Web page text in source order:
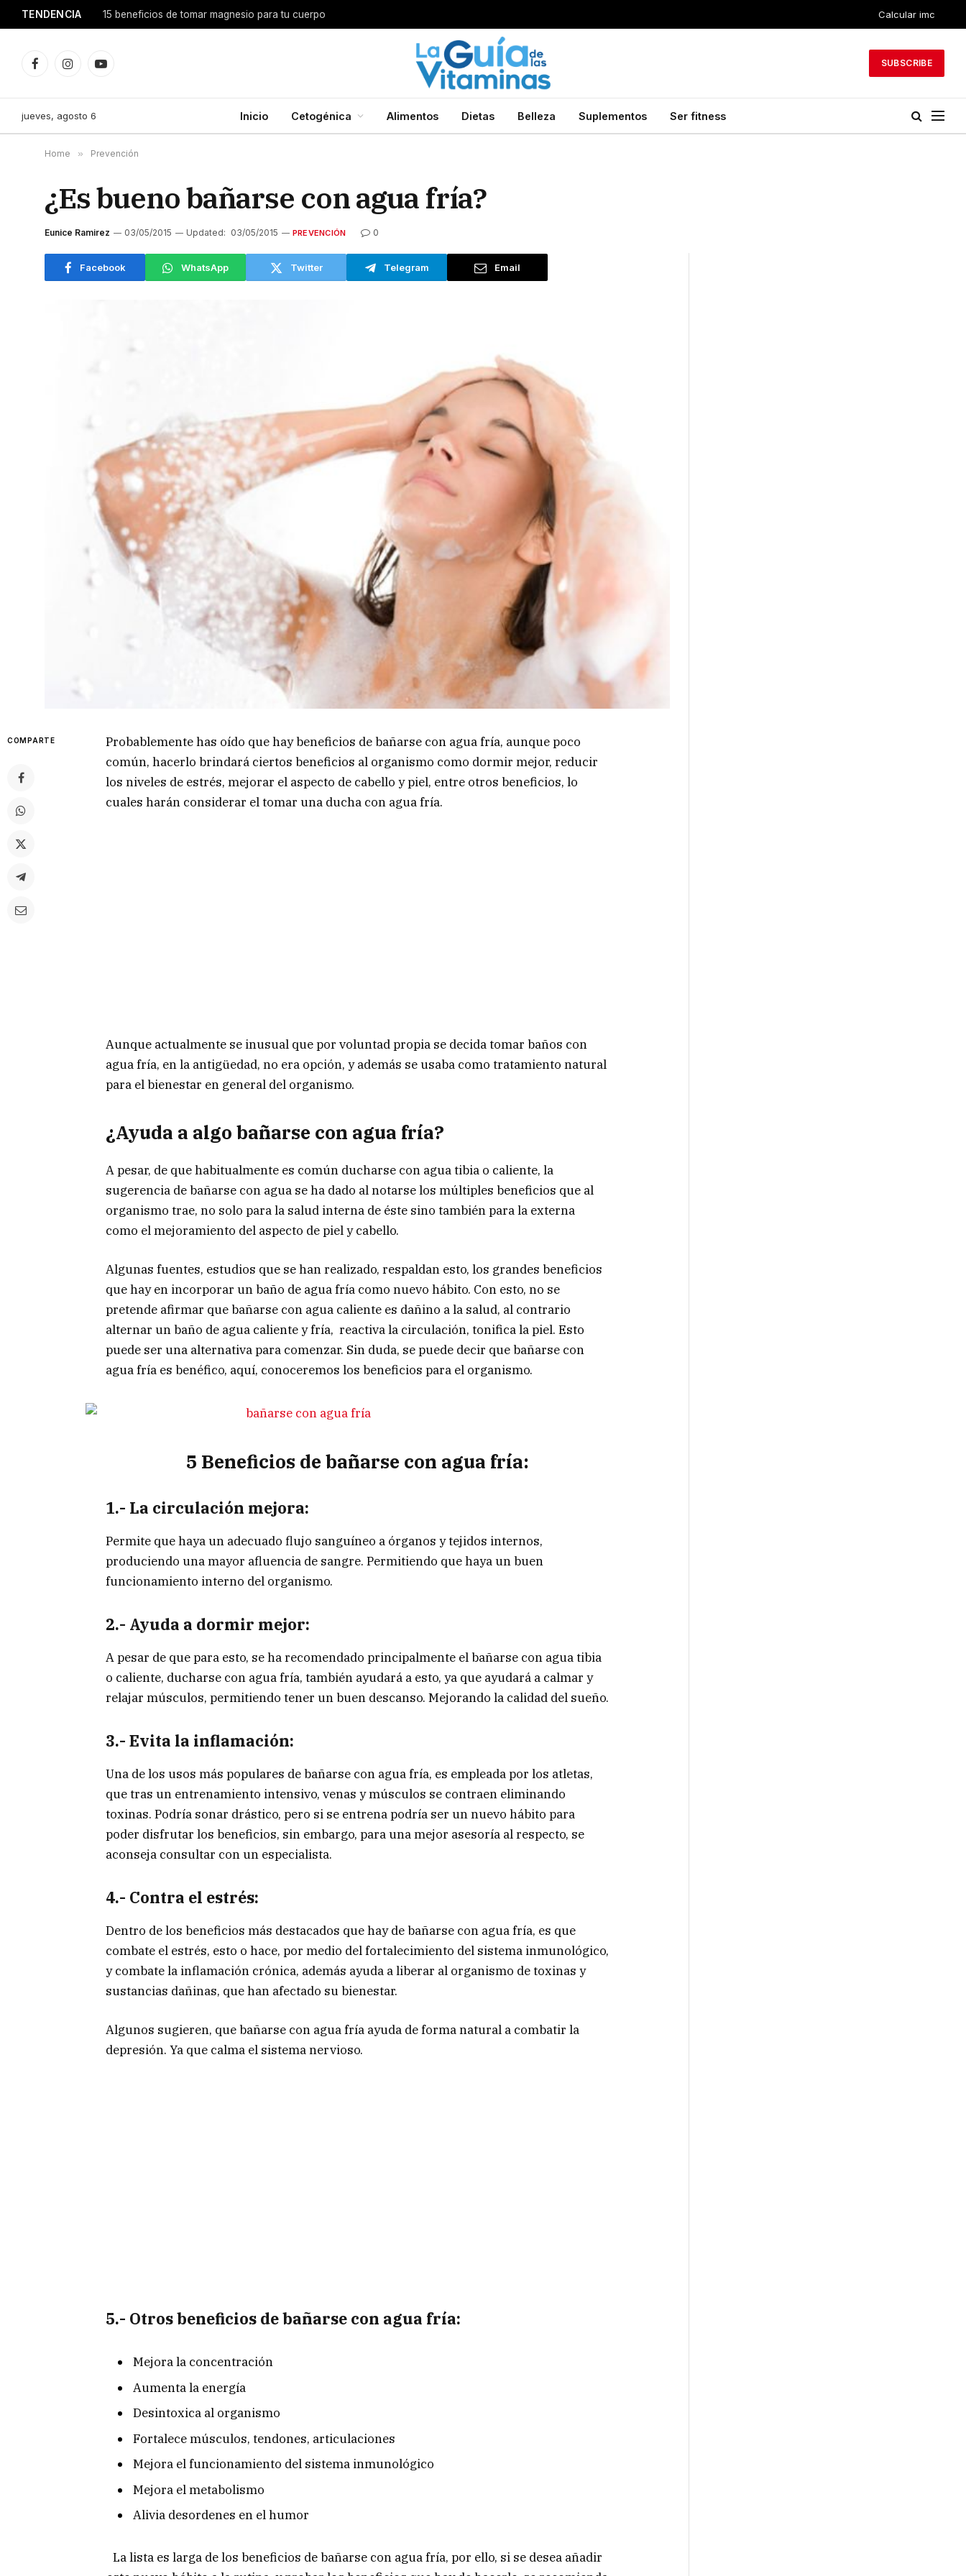
TENDENCIA ¿Por qué dan calambres en las piernas y qué es bueno para quitarlos? Calcular imc
FacebookInstagramYouTube
SUBSCRIBE
jueves, agosto 6 Inicio Cetogénica Alimentos Dietas Belleza Suplementos Ser fitness
Home » Prevención
¿Es bueno bañarse con agua fría?
Eunice Ramirez 03/05/2015 Updated: 03/05/2015 PREVENCIÓN 0
Facebook WhatsApp Twitter Telegram Email
COMPARTE
Probablemente has oído que hay beneficios de bañarse con agua fría, aunque poco
común, hacerlo brindará ciertos beneficios al organismo como dormir mejor, reducir
los niveles de estrés, mejorar el aspecto de cabello y piel, entre otros beneficios, lo
cuales harán considerar el tomar una ducha con agua fría.
Aunque actualmente se inusual que por voluntad propia se decida tomar baños con
agua fría, en la antigüedad, no era opción, y además se usaba como tratamiento natural
para el bienestar en general del organismo.
¿Ayuda a algo bañarse con agua fría?
A pesar, de que habitualmente es común ducharse con agua tibia o caliente, la
sugerencia de bañarse con agua se ha dado al notarse los múltiples beneficios que al
organismo trae, no solo para la salud interna de éste sino también para la externa
como el mejoramiento del aspecto de piel y cabello.
Algunas fuentes, estudios que se han realizado, respaldan esto, los grandes beneficios
que hay en incorporar un baño de agua fría como nuevo hábito. Con esto, no se
pretende afirmar que bañarse con agua caliente es dañino a la salud, al contrario
alternar un baño de agua caliente y fría, reactiva la circulación, tonifica la piel. Esto
puede ser una alternativa para comenzar. Sin duda, se puede decir que bañarse con
agua fría es benéfico, aquí, conoceremos los beneficios para el organismo.
5 Beneficios de bañarse con agua fría:
1.- La circulación mejora:
Permite que haya un adecuado flujo sanguíneo a órganos y tejidos internos,
produciendo una mayor afluencia de sangre. Permitiendo que haya un buen
funcionamiento interno del organismo.
2.- Ayuda a dormir mejor:
A pesar de que para esto, se ha recomendado principalmente el bañarse con agua tibia
o caliente, ducharse con agua fría, también ayudará a esto, ya que ayudará a calmar y
relajar músculos, permitiendo tener un buen descanso. Mejorando la calidad del sueño.
3.- Evita la inflamación:
Una de los usos más populares de bañarse con agua fría, es empleada por los atletas,
que tras un entrenamiento intensivo, venas y músculos se contraen eliminando
toxinas. Podría sonar drástico, pero si se entrena podría ser un nuevo hábito para
poder disfrutar los beneficios, sin embargo, para una mejor asesoría al respecto, se
aconseja consultar con un especialista.
4.- Contra el estrés:
Dentro de los beneficios más destacados que hay de bañarse con agua fría, es que
combate el estrés, esto o hace, por medio del fortalecimiento del sistema inmunológico,
y combate la inflamación crónica, además ayuda a liberar al organismo de toxinas y
sustancias dañinas, que han afectado su bienestar.
Algunos sugieren, que bañarse con agua fría ayuda de forma natural a combatir la
depresión. Ya que calma el sistema nervioso.
5.- Otros beneficios de bañarse con agua fría:
Mejora la concentración
Aumenta la energía
Desintoxica al organismo
Fortalece músculos, tendones, articulaciones
Mejora el funcionamiento del sistema inmunológico
Mejora el metabolismo
Alivia desordenes en el humor
La lista es larga de los beneficios de bañarse con agua fría, por ello, si se desea añadir